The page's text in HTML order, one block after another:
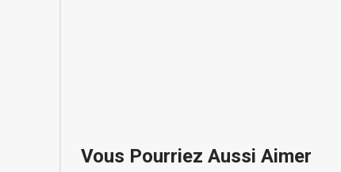
Vous Pourriez Aussi Aimer